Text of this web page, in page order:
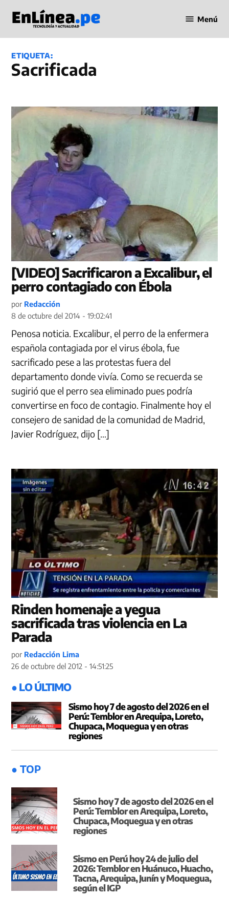
contenido
en Línea
Menú
ETIQUETA:
Sacrificada
[VIDEO] Sacrificaron a Excalibur, el
perro contagiado con Ébola
por Redacción
8 de octubre del 2014 - 19:02:41
Penosa noticia. Excalibur, el perro de la enfermera
española contagiada por el virus ébola, fue
sacrificado pese a las protestas fuera del
departamento donde vivía. Como se recuerda se
sugirió que el perro sea eliminado pues podría
convertirse en foco de contagio. Finalmente hoy el
consejero de sanidad de la comunidad de Madrid,
Javier Rodríguez, dijo […]
Rinden homenaje a yegua
sacrificada tras violencia en La
Parada
por Redacción Lima
26 de octubre del 2012 - 14:51:25
● LO ÚLTIMO
Sismo hoy 7 de agosto del 2026 en el
Perú: Temblor en Arequipa, Loreto,
Chupaca, Moquegua y en otras
regiones
● TOP
Sismo hoy 7 de agosto del 2026 en el
Perú: Temblor en Arequipa, Loreto,
Chupaca, Moquegua y en otras
regiones
Sismo en Perú hoy 24 de julio del
2026: Temblor en Huánuco, Huacho,
Tacna, Arequipa, Junín y Moquegua,
según el IGP